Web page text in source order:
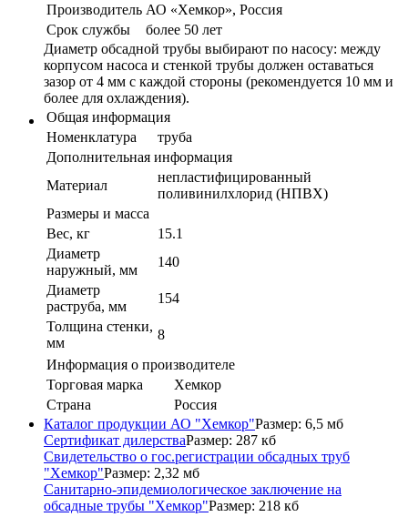
Производитель АО «Хемкор», Россия
Срок службы
более 50 лет
Диаметр обсадной трубы выбирают по насосу: между
корпусом насоса и стенкой трубы должен оставаться
зазор от 4 мм с каждой стороны (рекомендуется 10 мм и
более для охлаждения).
Общая информация
Номенклатура
труба
Дополнительная информация
Материал
непластифицированный
поливинилхлорид (НПВХ)
Размеры и масса
Вес, кг
15.1
Диаметр
наружный, мм
140
Диаметр
раструба, мм
154
Толщина стенки,
мм
8
Информация о производителе
Торговая марка
Хемкор
Страна
Россия
Каталог продукции АО "Хемкор"Размер: 6,5 мб
Сертификат дилерстваРазмер: 287 кб
Свидетельство о гос.регистрации обсадных труб
"Хемкор"Размер: 2,32 мб
Санитарно-эпидемиологическое заключение на
обсадные трубы "Хемкор"Размер: 218 кб